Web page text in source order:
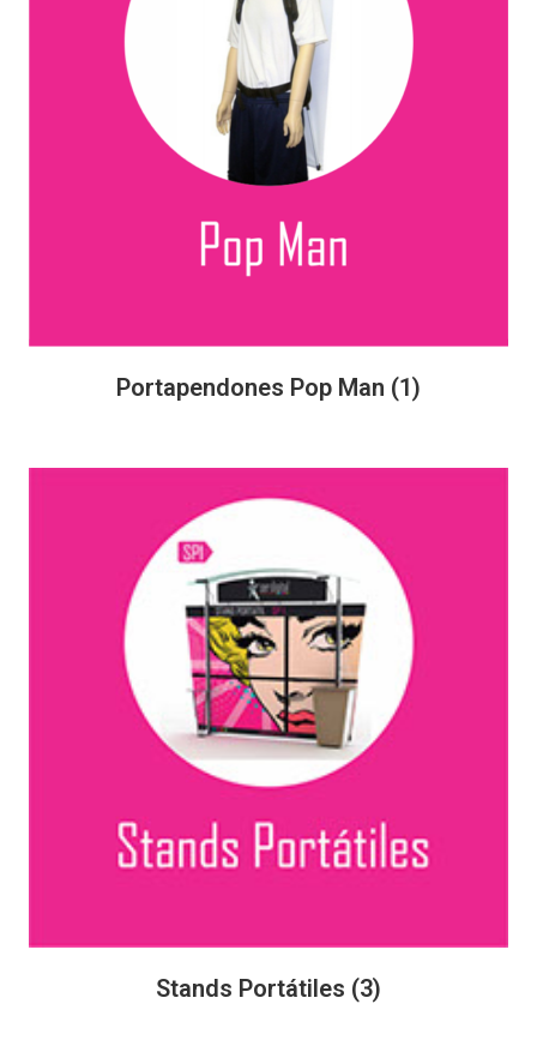
Portapendones Pop Man (1)
Stands Portátiles (3)